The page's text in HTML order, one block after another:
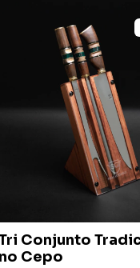
Conjunto
no Cepo